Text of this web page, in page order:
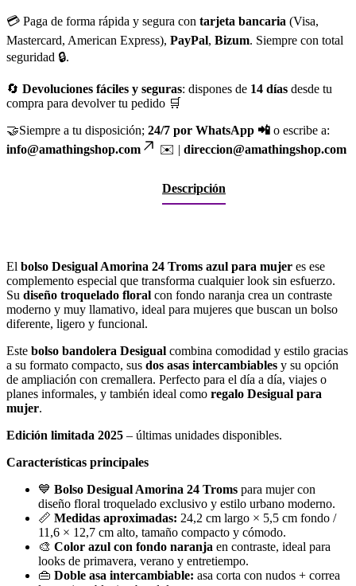
💳 Paga de forma rápida y segura con tarjeta bancaria (Visa,
Mastercard, American Express), PayPal, Bizum. Siempre con total
seguridad 🔒.
🔄 Devoluciones fáciles y seguras: dispones de 14 días desde tu
compra para devolver tu pedido 🛒
🤝Siempre a tu disposición; 24/7 por WhatsApp 📲 o escribe a:
info@amathingshop.com
✉️ | direccion@amathingshop.com
Descripción
El bolso Desigual Amorina 24 Troms azul para mujer es ese
complemento especial que transforma cualquier look sin esfuerzo.
Su diseño troquelado floral con fondo naranja crea un contraste
moderno y muy llamativo, ideal para mujeres que buscan un bolso
diferente, ligero y funcional.
Este bolso bandolera Desigual combina comodidad y estilo gracias
a su formato compacto, sus dos asas intercambiables y su opción
de ampliación con cremallera. Perfecto para el día a día, viajes o
planes informales, y también ideal como regalo Desigual para
mujer.
Edición limitada 2025 – últimas unidades disponibles.
Características principales
💙 Bolso Desigual Amorina 24 Troms para mujer con
diseño floral troquelado exclusivo y estilo urbano moderno.
📏 Medidas aproximadas: 24,2 cm largo × 5,5 cm fondo /
11,6 × 12,7 cm alto, tamaño compacto y cómodo.
🎨 Color azul con fondo naranja en contraste, ideal para
looks de primavera, verano y entretiempo.
👜 Doble asa intercambiable: asa corta con nudos + correa